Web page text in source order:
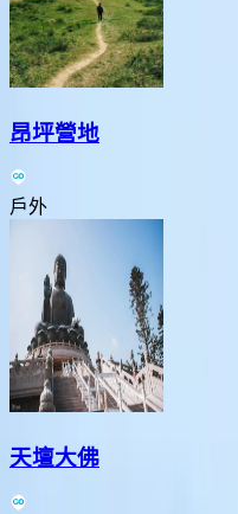
昂坪營地
戶外
天壇大佛